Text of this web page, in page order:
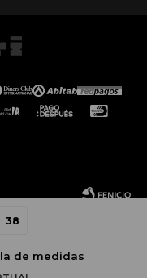
38
de medidas